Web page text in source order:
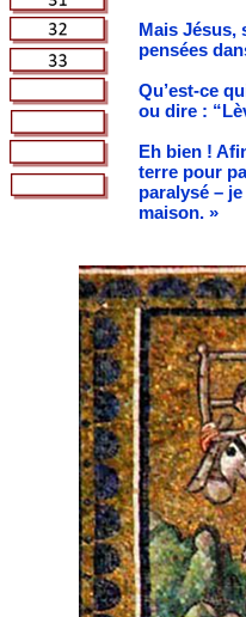
Mais Jésus,
pensées
Qu’est-ce
ou dire :
Eh bien !
terre pour
paralysé –
maison. »